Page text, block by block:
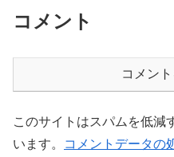
コメント
コメン
このサイトはスパムを低減
います。
コメントデータの